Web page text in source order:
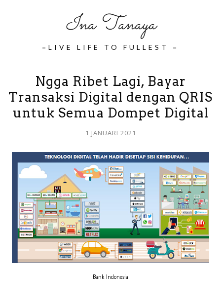
Ina Tanaya
=LIVE LIFE TO FULLEST =
Ngga Ribet Lagi, Bayar
Transaksi Digital dengan QRIS
untuk Semua Dompet Digital
1 JANUARI 2021
Bank Indonesia